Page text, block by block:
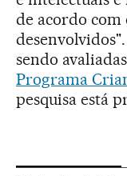
de acordo com
sendo
Programa
pesquisa está